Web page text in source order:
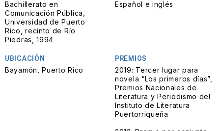
Bachillerato en
Comunicación Pública,
Universidad de Puerto
Rico, recinto de Río
Piedras, 1994
Español e inglés
UBICACIÓN
Bayamón, Puerto Rico
PREMIOS
2019: Tercer lugar para
novela “Los primeros días”,
Premios Nacionales de
Literatura y Periodismo del
Instituto de Literatura
Puertorriqueña